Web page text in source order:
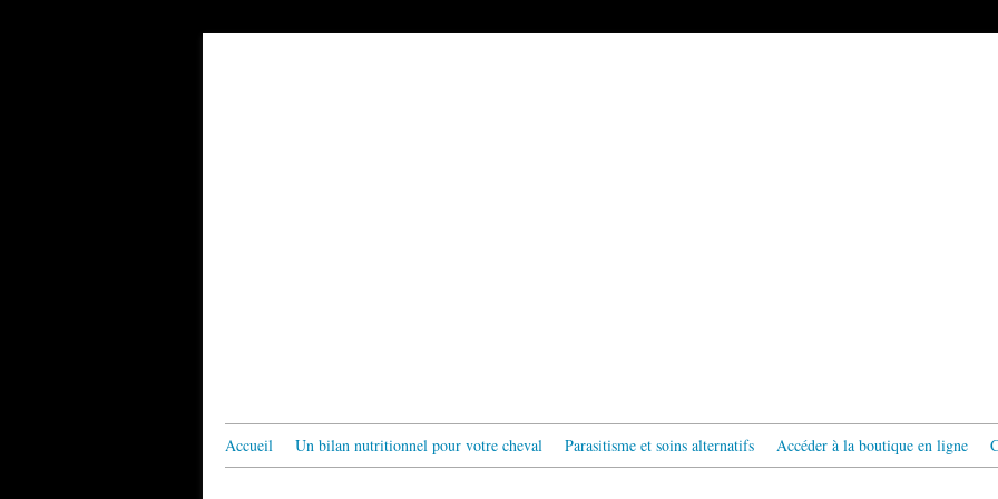
Accueil Un bilan nutritionnel pour votre cheval Parasitisme et soins alternatifs Accéder à la boutique en ligne